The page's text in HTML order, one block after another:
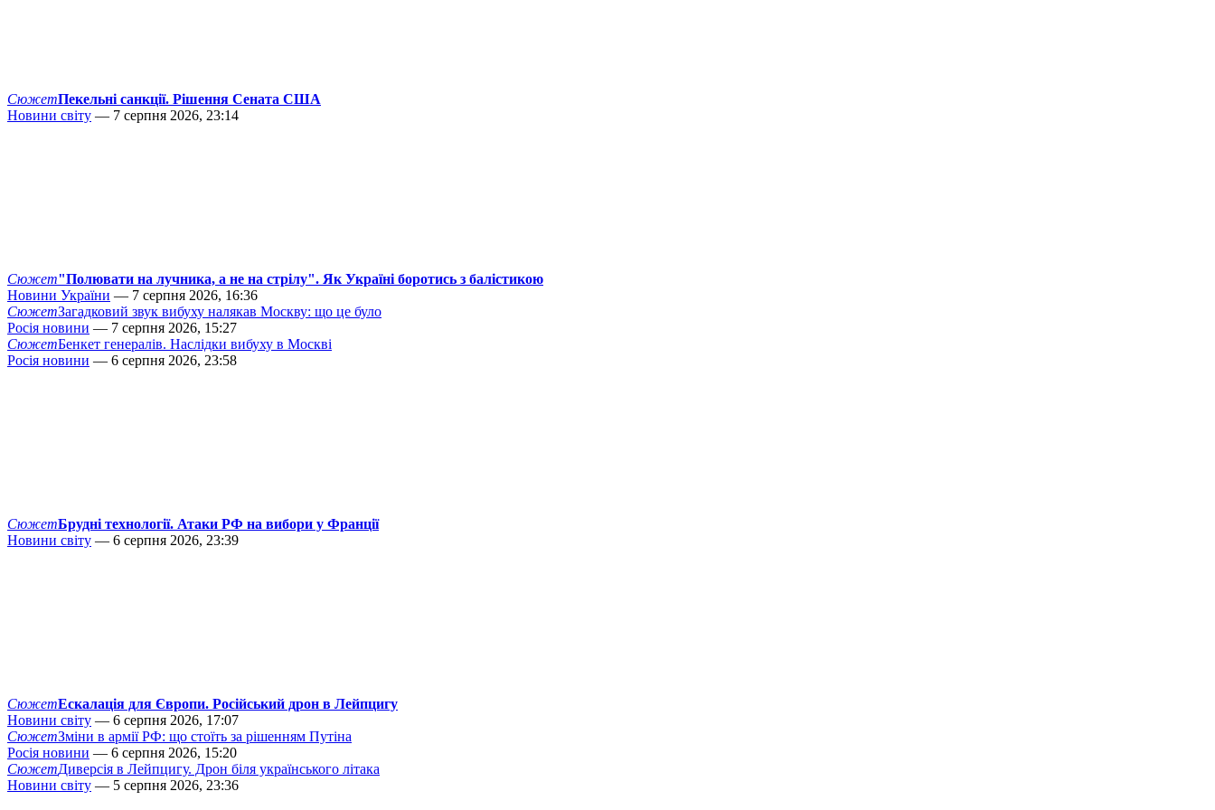
СюжетПекельні санкції. Рішення Сената США
Новини світу — 7 серпня 2026, 23:14
Сюжет"Полювати на лучника, а не на стрілу". Як Україні боротись з балістикою
Новини України — 7 серпня 2026, 16:36
СюжетЗагадковий звук вибуху налякав Москву: що це було
Росія новини — 7 серпня 2026, 15:27
СюжетБенкет генералів. Наслідки вибуху в Москві
Росія новини — 6 серпня 2026, 23:58
СюжетБрудні технології. Атаки РФ на вибори у Франції
Новини світу — 6 серпня 2026, 23:39
СюжетЕскалація для Європи. Російський дрон в Лейпцигу
Новини світу — 6 серпня 2026, 17:07
СюжетЗміни в армії РФ: що стоїть за рішенням Путіна
Росія новини — 6 серпня 2026, 15:20
СюжетДиверсія в Лейпцигу. Дрон біля українського літака
Новини світу — 5 серпня 2026, 23:36